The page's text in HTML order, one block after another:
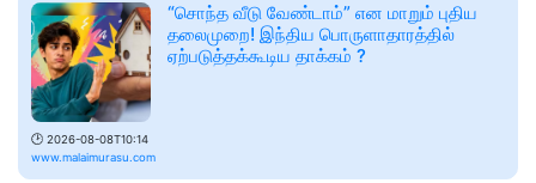
🕑 2026-08-08T10:14
www.malaimurasu.com
“சொந்த வீடு வேண்டாம்” என மாறும் புதிய
தலைமுறை! இந்திய பொருளாதாரத்தில்
ஏற்படுத்தக்கூடிய தாக்கம் ?